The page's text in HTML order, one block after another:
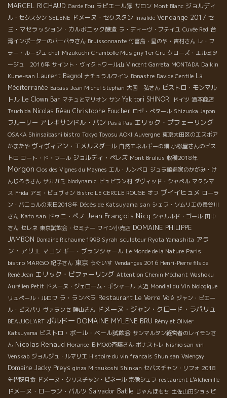
MARCEL RICHAUD Garde Fou ラピエール家 サロン Mont Blanc ジョルディ
ル・セクスタン SELENE ドメーヌ・セクスタン Invalide Vendange 2017 セ
ミ・マセラッション・カルボニック醸造 ラ・ディーヴ・ブテイユ Cuvée Red 台
湾インポーターのバーバラさん Bruissonnante 竹富島・星のや・吉村さん レ・フ
ラー・ルージュ chef Mizukuchi Chambolle Musigny 1er Cru クローズ・エルミタ
ージュ 2016年 サイント・ヴィクトワール山 Vincent Garreta MONTADA Daikin
Kume-san Laurent Bagnol ナチュラルワイン Bonastre Davide Gentile La
Méditerranée Babass Jean Michel Stephan 大園 弘さん ビストロ・モンマル
トル Le Clown Bar マチュとマリオン サン Yakitori SHINORI ドイツ 酒本商店
Tsuchida Nicolas Réau Christophe Foucher ロゼ・ぺタール Shizuoka Japon
フルーリー アレキサンドル・バン Pas à Pas エリック・プフェーリング
OSAKA Shinsaibashi bistro Tokyo Toyosu AOKI Auvergne 東京大田区のエスポア
かまたや ヴィヴィアン・エメルスダール 自然エネルギーの畑 小松屋さんのビス
トロ コート・ド・フール ジョルディ・ペレズ Mont Brulius 収穫2018年
Morgon Clos des Vignes du Maynes エル・ルンベロ ジュラ醸造家のかがみ・け
んじろうさん サカガミ biodynamic ピュピラン村 ダヴィッド・シャペル マクシマ
ス Frida アミ・ビュヴォン Bistro LE CERCLE ROUGE オフ プイイヒュメ ローラ
ン・バニョルの来日2018年 Décès de Katsuyama san シェフ・ソムリエの長谷川
さん Kato san ドゥニ・ペノ Jean François Nicq シャルルド・ゴール 田中
さん セレネ 東京試飲会・セミナー ワイン小売店 DOMAINE PHILIPPE
JAMBON Domaine Richaume 1998 Syrah sculpteur Ryota Yamashita アラ
ン・アリエ マコン ギー・ブランシャール Le Monde de la Nature Paris
bistro MARGO 紀子さん 東京 うぐいす Vendanges 2016 Henri-Pierre fils de
René Jean エリック・ピファーリング Attention Chenin Méchant Washoku
Aurélien Petit ドメーヌ・ジェローム・ギシャール 大近 Mondial du Vin biologique
リュペール・ルロワ ラ・ランベラ Restaurant Le Verre Volé ジャン・ピエー
ル・ビスパリ ヴァランセ 勝山さん ドメーヌ・ジャン・クロード・ラパリュ
BEAUJOL'ART ボルドー DOMAINE MYLENE BRU Rémy et Olivier
Katsuyama ビストロ・ポール・ベール試飲会 サンマルタン経営者のレイモンさ
ん Nicolas Renaud Florance ＢＭОの斉藤さん ボナストレ Nishio san vin
Venskab ジョルジュ・ルマリエ Histoire du vin francais Shun san Valençay
Domaine Jacky Preys ginza Mitsukoshi Shinkan セバスチャン・リフォ 2018
年皆既月食 ドメーヌ・クリスチャン・ビネール 宗像シェフ restaurent L'Alchemille
ドメーヌ・ローラン・バルツ Salvador Batlle じゃんぼもち 土佐山田ショッピ